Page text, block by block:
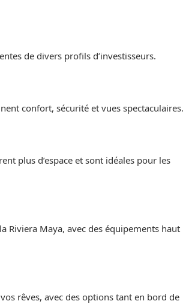
de divers profils d’investisseurs.
confort, sécurité et vues spectaculaires.
plus d’espace et sont idéales pour les
Riviera Maya, avec des équipements haut
rêves, avec des options tant en bord de